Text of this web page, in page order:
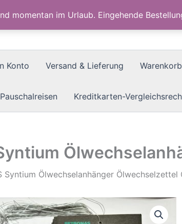
momentan im Urlaub. Eingehende
Konto Versand & Lieferung Warenkorb
Pauschalreisen Kreditkarten-
Syntium Ölwechselanhänger Ölwechselzettel